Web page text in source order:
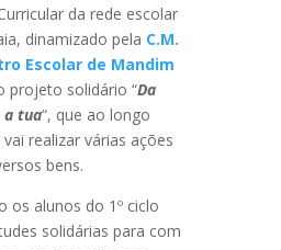
da rede escolar
dinamizado pela C.M.
Escolar de Mandim
projeto solidário “Da
a tua“, que ao longo
realizar várias ações
bens.
os alunos do 1º ciclo
solidárias para com